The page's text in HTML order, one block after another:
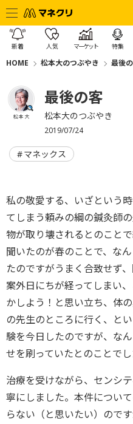
新着 人気 マーケット 特集
HOME 松本大のつぶやき 最後
松本 大
最後の客
松本大のつぶやき
2019/07/24
マネックス
私の敬愛する、いざという
てしまう頼みの綱の鍼灸師
物が取り壊されるとのこと
聞いたのが春のことで、な
たのですがうまく合致せず
案外日にちが経ってしまい
かしよう！と思い立ち、体
の先生のところに行く、と
験を今日したのですが、な
せを刷っていたとのことでし
治療を受けながら、センシ
寧にしました。本件につい
らない（と思いたい）ので